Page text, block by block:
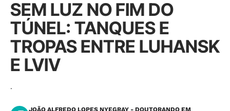
SEM LUZ NO FIM DO
TÚNEL: TANQUES E
TROPAS ENTRE LUHANSK
E LVIV
.
JOÃO ALFREDO LOPES NYEGRAY - DOUTORANDO EM